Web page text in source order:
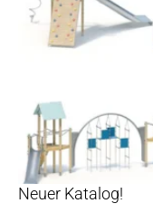
Neuer Katalog!